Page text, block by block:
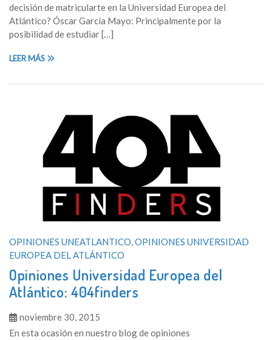
decisión de matricularte en la Universidad Europea del
Atlántico? Óscar García Mayo: Principalmente por la
posibilidad de estudiar […]
LEER MÁS
OPINIONES UNEATLANTICO,OPINIONES UNIVERSIDAD
EUROPEA DEL ATLÁNTICO
Opiniones Universidad Europea del
Atlántico: 404finders
noviembre 30, 2015
En esta ocasión en nuestro blog de opiniones